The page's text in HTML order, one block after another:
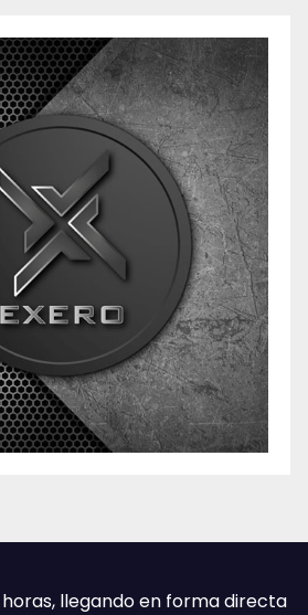
llegando en forma directa